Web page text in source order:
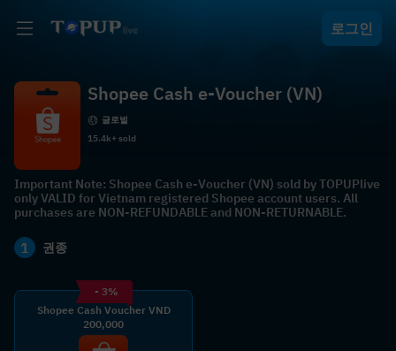
로그인
Shopee Cash e-Voucher (VN)
글로벌
15.4k+ sold
Important Note: Shopee Cash e-Voucher (VN) sold by TOPUPlive
only VALID for Vietnam registered Shopee account users. All
purchases are NON-REFUNDABLE and NON-RETURNABLE.
1 권종
- 3%
Shopee Cash Voucher VND
200,000